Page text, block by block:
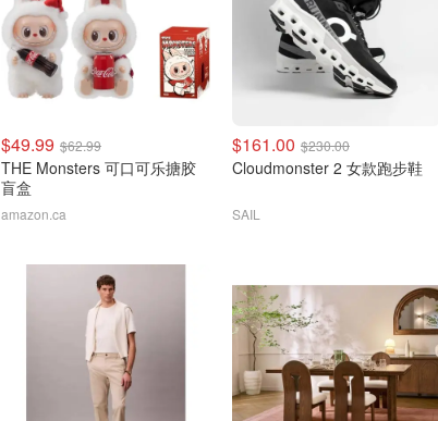
$49.99 $62.99
THE Monsters 可口可乐搪胶
盲盒
amazon.ca
$161.00 $230.00
Cloudmonster 2 女款跑步鞋
SAIL